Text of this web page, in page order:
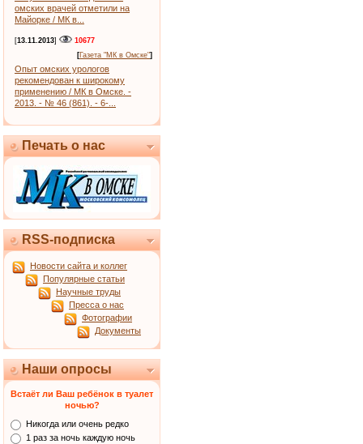
омских врачей отметили на
Майорке / МК в...
[13.11.2013]
10677
[Газета "МК в Омске"]
Опыт омских урологов
рекомендован к широкому
применению / МК в Омске. -
2013. - № 46 (861). - 6-...
Печать о нас
RSS-подписка
Новости сайта и коллег
Популярные статьи
Научные труды
Пресса о нас
Фотографии
Документы
Наши опросы
Встаёт ли Ваш ребёнок в туалет
ночью?
Никогда или очень редко
1 раз за ночь каждую ночь